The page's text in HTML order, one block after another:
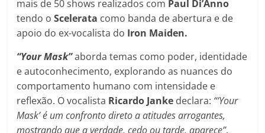
mais de 50 shows realizados com Paul Di’Anno
tendo oScelerata como banda de abertura e de
apoio do ex-vocalista do Iron Maiden.
“Your Mask”aborda temas como poder, identidade
e autoconhecimento, explorando as nuances do
comportamento humano com intensidade e
reflexão. O vocalista Ricardo Janke declara: “‘Your
Mask’ é um confronto direto a atitudes arrogantes,
mostrando que a verdade, cedo ou tarde, aparece”.